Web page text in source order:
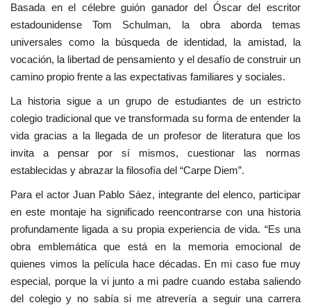
Basada en el célebre guión ganador del Óscar del escritor
estadounidense Tom Schulman, la obra aborda temas
universales como la búsqueda de identidad, la amistad, la
vocación, la libertad de pensamiento y el desafío de construir un
camino propio frente a las expectativas familiares y sociales.
La historia sigue a un grupo de estudiantes de un estricto
colegio tradicional que ve transformada su forma de entender la
vida gracias a la llegada de un profesor de literatura que los
invita a pensar por sí mismos, cuestionar las normas
establecidas y abrazar la filosofía del “Carpe Diem”.
Para el actor Juan Pablo Sáez, integrante del elenco, participar
en este montaje ha significado reencontrarse con una historia
profundamente ligada a su propia experiencia de vida. “Es una
obra emblemática que está en la memoria emocional de
quienes vimos la película hace décadas. En mi caso fue muy
especial, porque la vi junto a mi padre cuando estaba saliendo
del colegio y no sabía si me atrevería a seguir una carrera